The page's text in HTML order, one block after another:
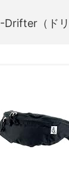
-Drifter（ド